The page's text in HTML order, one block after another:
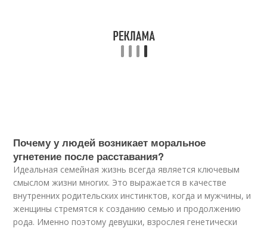
Почему у людей возникает моральное
угнетение после расставания?
Идеальная семейная жизнь всегда является ключевым
смыслом жизни многих. Это выражается в качестве
внутренних родительских инстинктов, когда и мужчины, и
женщины стремятся к созданию семью и продолжению
рода. Именно поэтому девушки, взрослея генетически